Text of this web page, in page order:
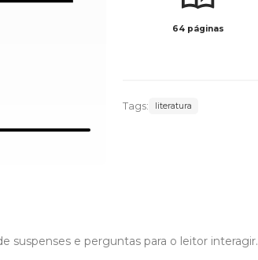
64 páginas
Tags: literatura
suspenses e perguntas para o leitor interagir.